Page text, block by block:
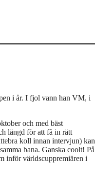
i år. I fjol vann han VM, i
och med bäst
längd för att få in rätt
koll innan intervjun) kan
bana. Ganska coolt! På
inför världscuppremiären i